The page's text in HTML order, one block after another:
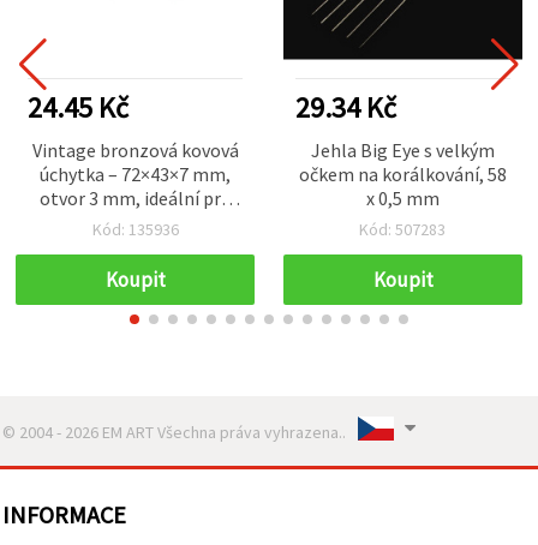
24.45 Kč
Vintage bronzová kovová
úchytka – 72×43×7 mm,
otvor 3 mm, ideální pro
šperkovnice, zásuvky,
projekty
Kód: 135936
Koupit
29.34 Kč
Jehla Big Eye s velkým
očkem na korálkování, 58
x 0,5 mm
Kód: 507283
Koupit
© 2004 - 2026 EM ART Všechna práva vyhrazena..
INFORMACE